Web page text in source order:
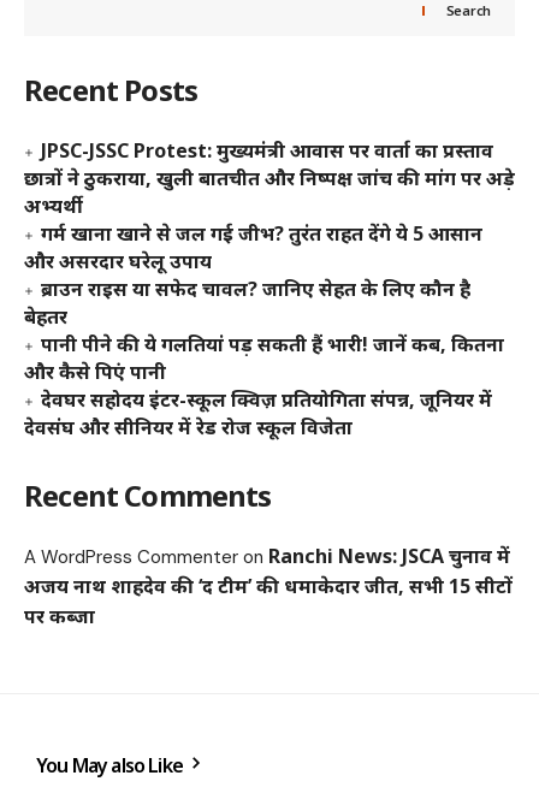
Search
Recent Posts
JPSC-JSSC Protest: मुख्यमंत्री आवास पर वार्ता का प्रस्ताव
छात्रों ने ठुकराया, खुली बातचीत और निष्पक्ष जांच की मांग पर अड़े
अभ्यर्थी
गर्म खाना खाने से जल गई जीभ? तुरंत राहत देंगे ये 5 आसान
और असरदार घरेलू उपाय
ब्राउन राइस या सफेद चावल? जानिए सेहत के लिए कौन है
बेहतर
पानी पीने की ये गलतियां पड़ सकती हैं भारी! जानें कब, कितना
और कैसे पिएं पानी
देवघर सहोदय इंटर-स्कूल क्विज़ प्रतियोगिता संपन्न, जूनियर में
देवसंघ और सीनियर में रेड रोज स्कूल विजेता
Recent Comments
A WordPress Commenter on Ranchi News: JSCA चुनाव में
अजय नाथ शाहदेव की ‘द टीम’ की धमाकेदार जीत, सभी 15 सीटों
पर कब्जा
You May also Like